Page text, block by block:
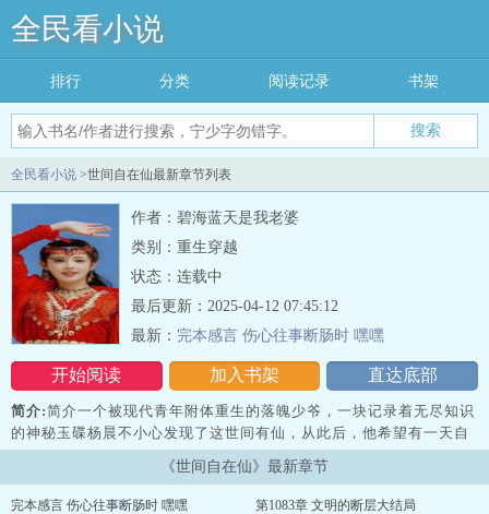
全民看小说
搜索
排行 分类 阅读记录 书架
全民看小说 >世间自在仙最新章节列表
作者：碧海蓝天是我老婆
类别：重生穿越
状态：连载中
开始阅读 加入书架 直达底部
最后更新：2025-04-12 07:45:12
最新： 完本感言 伤心往事断肠时 嘿嘿
简介:简介一个被现代青年附体重生的落魄少爷，一块记录着无尽知识
的神秘玉碟杨晨不小心发现了这世间有仙，从此后，他希望有一天自
己也能成为一个世间的自在之仙，天地之大，任我逍遥。ps推荐自己
的完本老书，重生在白蛇的世界里穿越在聊斋的世界里，字数过百
万，已
《世间自在仙》最新章节
完本感言 伤心往事断肠时 嘿嘿 第1083章 文明的断层大结局